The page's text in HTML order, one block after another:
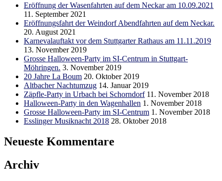
Eröffnung der Wasenfahrten auf dem Neckar am 10.09.2021
11. September 2021
Eröffnungsfahrt der Weindorf Abendfahrten auf dem Neckar.
20. August 2021
Karnevalauftakt vor dem Stuttgarter Rathaus am 11.11.2019
13. November 2019
Grosse Halloween-Party im SI-Centrum in Stuttgart-
Möhringen. 3. November 2019
20 Jahre La Boum 20. Oktober 2019
Altbacher Nachtumzug 14. Januar 2019
Zäpfle-Party in Urbach bei Schorndorf 11. November 2018
Halloween-Party in den Wagenhallen 1. November 2018
Grosse Halloween-Party im SI-Centrum 1. November 2018
Esslinger Musiknacht 2018 28. Oktober 2018
Neueste Kommentare
Archiv